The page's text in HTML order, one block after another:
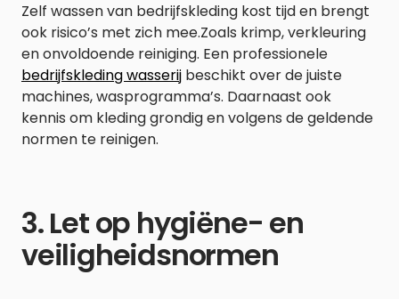
Zelf wassen van bedrijfskleding kost tijd en brengt
ook risico’s met zich mee.Zoals krimp, verkleuring
en onvoldoende reiniging. Een professionele
bedrijfskleding wasserij beschikt over de juiste
machines, wasprogramma’s. Daarnaast ook
kennis om kleding grondig en volgens de geldende
normen te reinigen.
3. Let op hygiëne- en
veiligheidsnormen